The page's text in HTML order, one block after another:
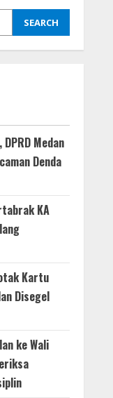
SEARCH
Medan
Denda
KA
Kartu
Disegel
ke Wali